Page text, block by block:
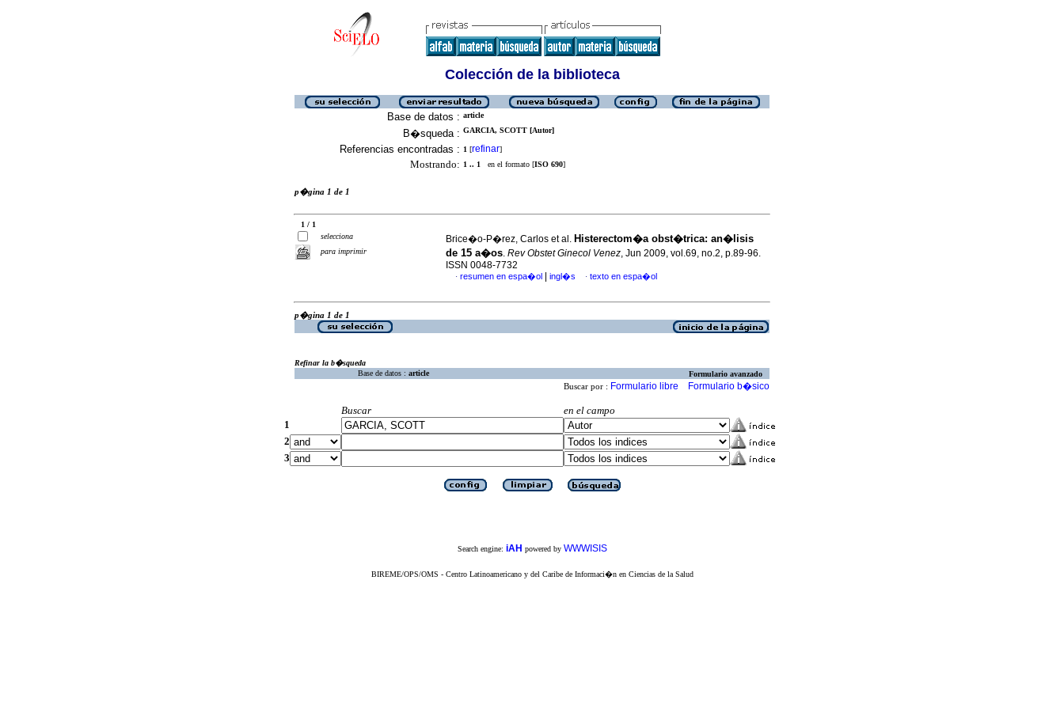
Colección de la biblioteca
Base de datos : article
B�squeda : GARCIA, SCOTT [Autor]
Referencias encontradas : 1 [refinar]
Mostrando: 1 .. 1 en el formato [ISO 690]
p�gina 1 de 1
1 / 1
selecciona
para imprimir
Brice�o-P�rez, Carlos et al. Histerectom�a obst�trica: an�lisis
de 15 a�os. Rev Obstet Ginecol Venez, Jun 2009, vol.69, no.2, p.89-96.
ISSN 0048-7732
· resumen en espa�ol ingl�s · texto en espa�ol
p�gina 1 de 1
Refinar la b�squeda
Base de datos : article Formulario avanzado
Buscar por : Formulario libre Formulario b�sico
Buscar
en el campo
1
2
3
Search engine: iAH powered by WWWISIS
BIREME/OPS/OMS - Centro Latinoamericano y del Caribe de Informaci�n en Ciencias de la Salud